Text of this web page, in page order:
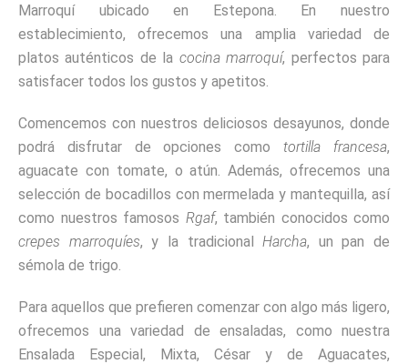
Marroquí ubicado en Estepona. En nuestro
establecimiento, ofrecemos una amplia variedad de
platos auténticos de la cocina marroquí, perfectos para
satisfacer todos los gustos y apetitos.
Comencemos con nuestros deliciosos desayunos, donde
podrá disfrutar de opciones comotortilla francesa,
aguacate con tomate, o atún. Además, ofrecemos una
selección de bocadillos con mermelada y mantequilla, así
como nuestros famosos Rgaf, también conocidos como
crepes marroquíes, y la tradicionalHarcha, un pan de
sémola de trigo.
Para aquellos que prefieren comenzar con algo más ligero,
ofrecemos una variedad de ensaladas, como nuestra
Ensalada Especial, Mixta, César y de Aguacates,